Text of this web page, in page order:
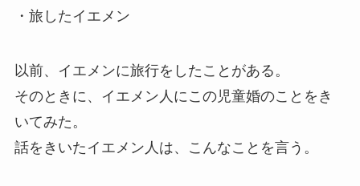
・旅したイエメン
以前、イエメンに旅行をしたことがある。
そのときに、イエメン人にこの児童婚のことをき
いてみた。
話をきいたイエメン人は、こんなことを言う。